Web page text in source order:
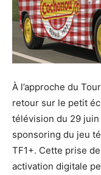
À l’approche du
retour sur le petit
télévision du 29
sponsoring du jeu
TF1+. Cette prise
activation digitale